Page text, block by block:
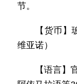
节。
【货币
维亚诺）
【语言】